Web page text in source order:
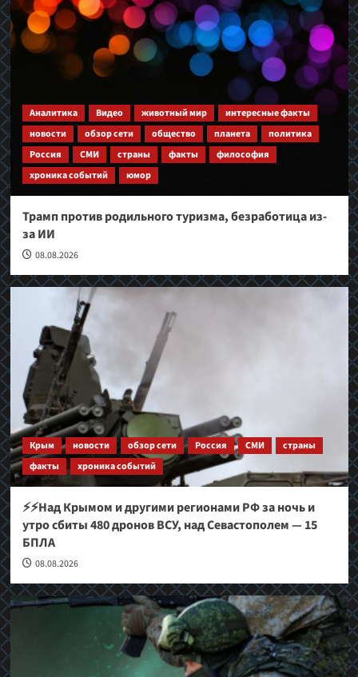
Аналитика Видео животный мир
интересные факты
новости
обзор сети общество планета
политика
Россия
СМИ страны факты
философия
хроника событий
юмор
Трамп против родильного туризма, безработица из-
за ИИ
08.08.2026
Крым новости обзор сети Россия СМИ
страны
факты
хроника событий
⚡⚡Над Крымом и другими регионами РФ за ночь и
утро сбиты 480 дронов ВСУ, над Севастополем — 15
БПЛА
08.08.2026